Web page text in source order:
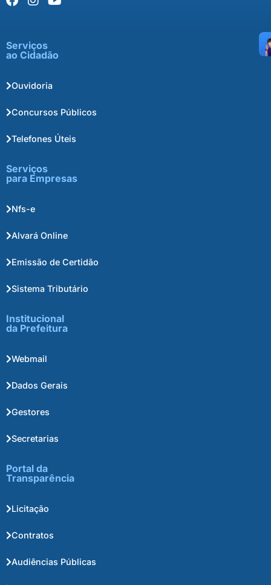
Serviços
ao Cidadão
Ouvidoria
Concursos Públicos
Telefones Úteis
Serviços
para Empresas
Nfs-e
Alvará Online
Emissão de Certidão
Sistema Tributário
Institucional
da Prefeitura
Webmail
Dados Gerais
Gestores
Secretarias
Portal da
Transparência
Licitação
Contratos
Audiências Públicas